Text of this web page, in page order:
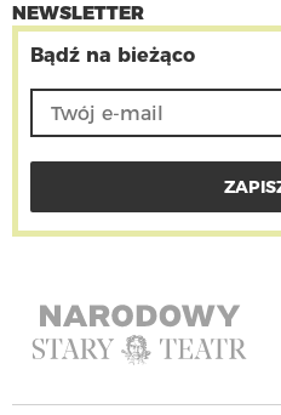
NEWSLETTER
Bądź na bieżąco